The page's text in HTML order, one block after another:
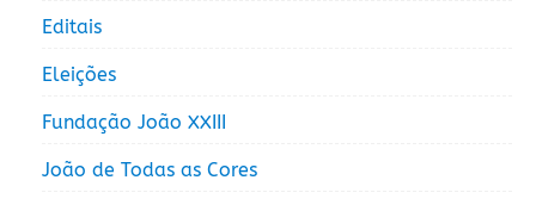
Editais
Eleições
Fundação João XXIII
João de Todas as Cores